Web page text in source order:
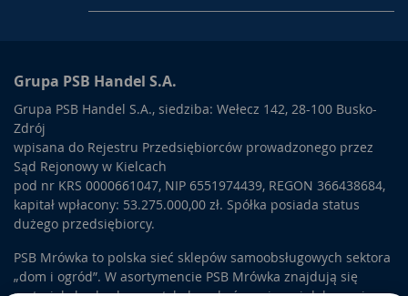
Grupa PSB Handel S.A.
Grupa PSB Handel S.A., siedziba: Wełecz 142, 28-100 Busko-
Zdrój
wpisana do Rejestru Przedsiębiorców prowadzonego przez
Sąd Rejonowy w Kielcach
pod nr KRS 0000661047, NIP 6551974439, REGON 366438684,
kapitał wpłacony: 53.275.000,00 zł. Spółka posiada status
dużego przedsiębiorcy.
PSB Mrówka to polska sieć sklepów samoobsługowych sektora
„dom i ogród”. W asortymencie PSB Mrówka znajdują się